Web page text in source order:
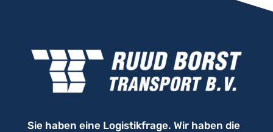
Sie haben eine Logistikfrage. Wir haben die